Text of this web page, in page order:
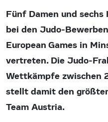
Fünf Damen und
bei den Judo-
European Games in
vertreten. Die Judo-
Wettkämpfe zwischen
stellt damit den
Team Austria.